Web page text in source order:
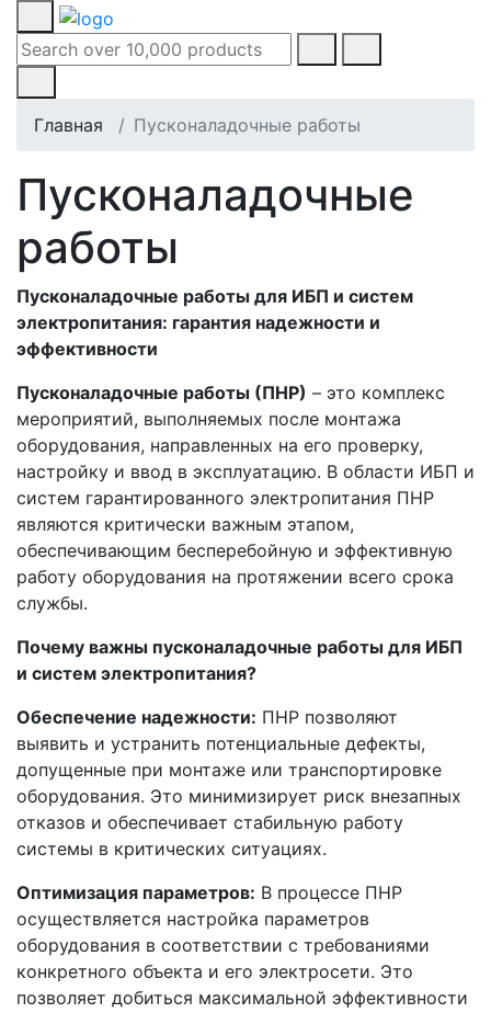
Главная Пусконаладочные работы
Пусконаладочные
работы
Пусконаладочные работы для ИБП и систем
электропитания: гарантия надежности и
эффективности
Пусконаладочные работы (ПНР) – это комплекс
мероприятий, выполняемых после монтажа
оборудования, направленных на его проверку,
настройку и ввод в эксплуатацию. В области ИБП и
систем гарантированного электропитания ПНР
являются критически важным этапом,
обеспечивающим бесперебойную и эффективную
работу оборудования на протяжении всего срока
службы.
Почему важны пусконаладочные работы для ИБП
и систем электропитания?
Обеспечение надежности: ПНР позволяют
выявить и устранить потенциальные дефекты,
допущенные при монтаже или транспортировке
оборудования. Это минимизирует риск внезапных
отказов и обеспечивает стабильную работу
системы в критических ситуациях.
Оптимизация параметров: В процессе ПНР
осуществляется настройка параметров
оборудования в соответствии с требованиями
конкретного объекта и его электросети. Это
позволяет добиться максимальной эффективности